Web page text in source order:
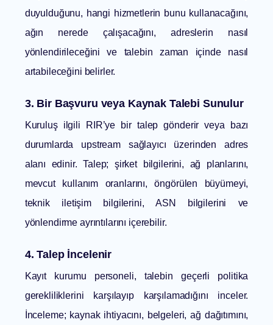
duyulduğunu, hangi hizmetlerin bunu kullanacağını,
ağın nerede çalışacağını, adreslerin nasıl
yönlendirileceğini ve talebin zaman içinde nasıl
artabileceğini belirler.
3. Bir Başvuru veya Kaynak Talebi Sunulur
Kuruluş ilgili RIR’ye bir talep gönderir veya bazı
durumlarda upstream sağlayıcı üzerinden adres
alanı edinir. Talep; şirket bilgilerini, ağ planlarını,
mevcut kullanım oranlarını, öngörülen büyümeyi,
teknik iletişim bilgilerini, ASN bilgilerini ve
yönlendirme ayrıntılarını içerebilir.
4. Talep İncelenir
Kayıt kurumu personeli, talebin geçerli politika
gerekliliklerini karşılayıp karşılamadığını inceler.
İnceleme; kaynak ihtiyacını, belgeleri, ağ dağıtımını,